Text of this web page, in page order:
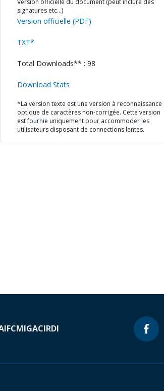
Version officielle du document (peut inclure des
signatures etc…)
Version officielle (PDF)
TXT*
Total Downloads** : 98
Download Stats
*La version texte est une version à reconnaissance
optique de caractères non-corrigée. Cette version
est fournie uniquement pour accommoder les
utilisateurs disposant de connections lentes.
IFCMIGACIRDI